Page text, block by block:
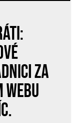
za
webu